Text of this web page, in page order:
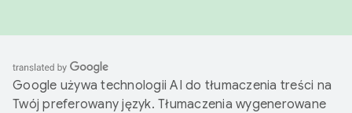
Google używa technologii AI do tłumaczenia treści na
Twój preferowany język. Tłumaczenia wygenerowane